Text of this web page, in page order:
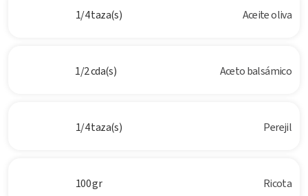
1/4 taza(s) Aceite oliva
1/2 cda(s) Aceto balsámico
1/4 taza(s) Perejil
100 gr Ricota